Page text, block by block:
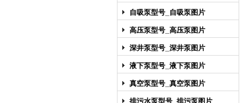
自吸泵型号_自吸泵图片
高压泵型号_高压泵图片
深井泵型号_深井泵图片
液下泵型号_液下泵图片
真空泵型号_真空泵图片
排污水泵型号_排污泵图片